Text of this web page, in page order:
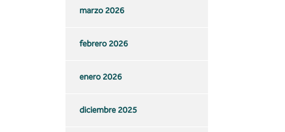
marzo 2026
febrero 2026
enero 2026
diciembre 2025